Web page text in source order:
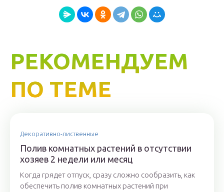
РЕКОМЕНДУЕМ
ПО ТЕМЕ
Декоративно-лиственные
Полив комнатных растений в отсутствии
хозяев 2 недели или месяц
Когда грядет отпуск, сразу сложно сообразить, как
обеспечить полив комнатных растений при